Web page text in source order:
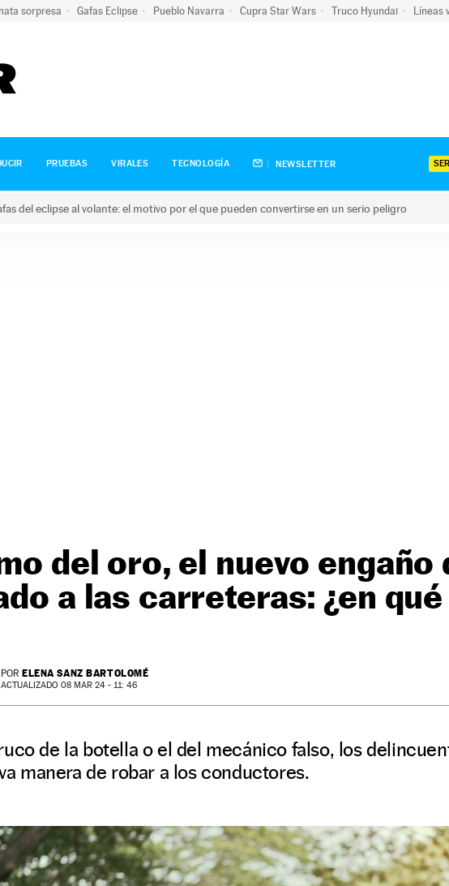
sorpresa Gafas Eclipse Pueblo Navarra Cupra Star Wars Truco Hyundai Líneas
PRUEBAS VIRALES TECNOLOGÍA NEWSLETTER
del eclipse al volante: el motivo por el que pueden convertirse en un serio peligro
del oro, el nuevo engaño
a las carreteras: ¿en
POR ELENA SANZ BARTOLOMÉ
ACTUALIZADO 08 MAR 24 - 11: 46
de la botella o el del mecánico falso, los
manera de robar a los conductores.